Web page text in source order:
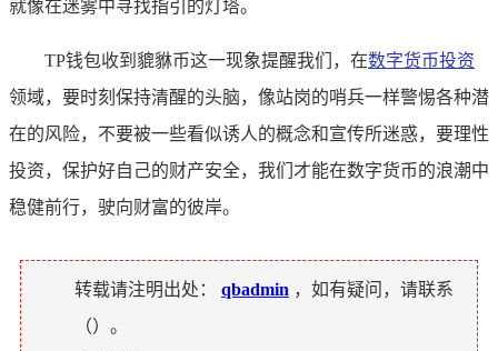
就像在迷雾中寻找指引的灯塔。
TP钱包收到貔貅币这一现象提醒我们，在数字货币投资
领域，要时刻保持清醒的头脑，像站岗的哨兵一样警惕各种潜
在的风险，不要被一些看似诱人的概念和宣传所迷惑，要理性
投资，保护好自己的财产安全，我们才能在数字货币的浪潮中
稳健前行，驶向财富的彼岸。
转载请注明出处： qbadmin ，如有疑问，请联系
（）。